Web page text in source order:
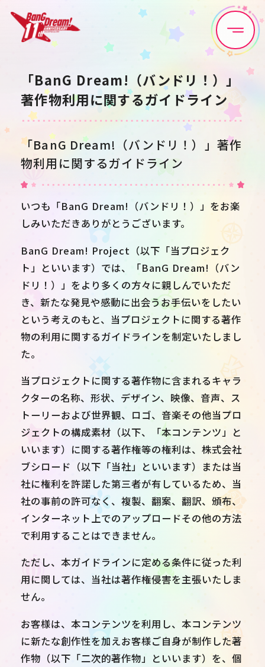
News
Live•Event Discography
Artist Anime
Schedule About
Goods
「BanG Dream!（バンドリ！）」
著作物利用に関するガイドライン
「BanG Dream!（バンドリ！）」著作
物利用に関するガイドライン
いつも「BanG Dream!（バンドリ！）」をお楽
しみいただきありがとうございます。
BanG Dream! Project（以下「当プロジェク
ト」といいます）では、「BanG Dream!（バン
ドリ！）」をより多くの方々に親しんでいただ
き、新たな発見や感動に出会うお手伝いをしたい
という考えのもと、当プロジェクトに関する著作
物の利用に関するガイドラインを制定いたしまし
た。
当プロジェクトに関する著作物に含まれるキャラ
クターの名称、形状、デザイン、映像、音声、ス
トーリーおよび世界観、ロゴ、音楽その他当プロ
ジェクトの構成素材（以下、「本コンテンツ」と
いいます）に関する著作権等の権利は、株式会社
ブシロード（以下「当社」といいます）または当
社に権利を許諾した第三者が有しているため、当
社の事前の許可なく、複製、翻案、翻訳、頒布、
インターネット上でのアップロードその他の方法
で利用することはできません。
ただし、本ガイドラインに定める条件に従った利
用に関しては、当社は著作権侵害を主張いたしま
せん。
お客様は、本コンテンツを利用し、本コンテンツ
に新たな創作性を加えお客様ご自身が制作した著
作物（以下「二次的著作物」といいます）を、個